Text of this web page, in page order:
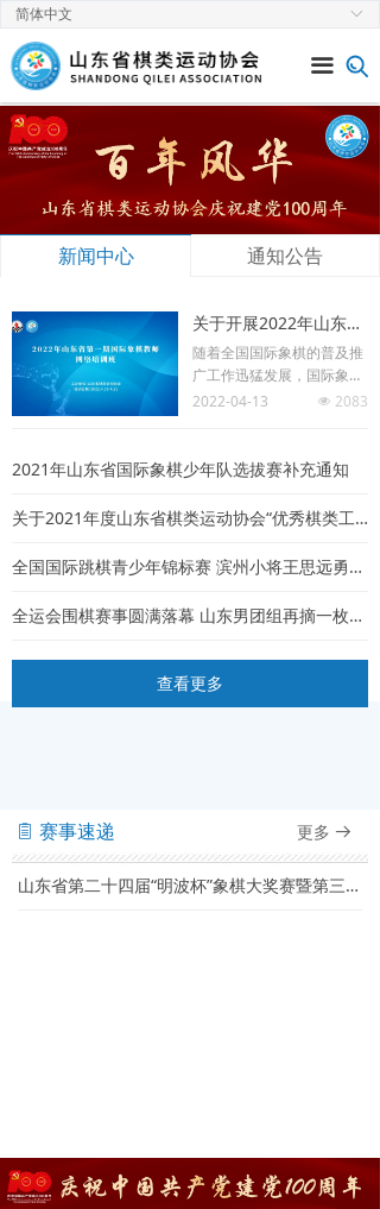
ꀅ
简体中文
끀
首页
关于协会
新闻中心
通知公告
赛事速递
棋类专栏
ꁩ 赛事速递 更多 뀠
山东省第二十四届“明波杯”象棋大奖赛暨第三十届山东省棋王赛比赛规程
新闻中心 通知公告
关于开展2022年山东省第一期国际象棋教师网络培训班的通知
随着全国国际象棋的普及推
广工作迅猛发展，国际象棋
师资需求量增大，高素质、
际象棋教师培训对于促进国
极为重要的意义。
넶 2083
2022-04-13
2021年山东省国际象棋少年队选拔赛补充通知
关于2021年度山东省棋类运动协会“优秀棋类工作者”评选结果的通知
全国国际跳棋青少年锦标赛 滨州小将王思远勇夺64格U11男子组冠军
全运会围棋赛事圆满落幕 山东男团组再摘一枚银牌
查看更多